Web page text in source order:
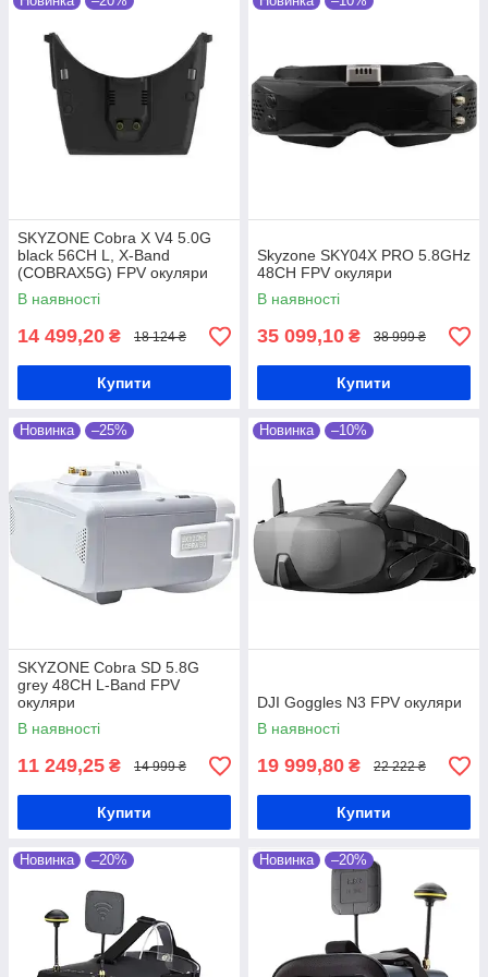
пристрою.
02
02
Високотехнологічні аксесуари
дозволяють отримувати більш точну і
чітку картину, що допомагає забезпечити
кращий контроль над дроном, особливо
в умовах високої швидкості або
важкодоступних місцевостях.
03
03
Відсутність відволікань
Окуляри FPV дозволяють зануритися у
досвід польоту, не відволікаючись на
зовнішні подразники. Вам не потрібно
0 4
0 4
Поглиблене навчання і
тренування
Прилади дозволяють операторам
поглибити свої навички, тренуючись в
різних умовах і обставинах. Вони можуть
використовуватися для тренування в
перегонах, виконання трюків.Створюють
захопливий досвід як для пілотів, так і
SKYZONE Cobra X V4 5.0G
black 56CH L, X-Band
(COBRAX5G) FPV окуляри
В наявності
14 499,20 ₴ 18 124 ₴
Купити
Skyzone SKY04X PRO 5.8GHz
48CH FPV окуляри
В наявності
35 099,10 ₴ 38 999 ₴
Купити
Новинка –25%
SKYZONE Cobra SD 5.8G
grey 48CH L-Band FPV
окуляри
В наявності
11 249,25 ₴ 14 999 ₴
Купити
Новинка –10%
DJI Goggles N3 FPV окуляри
В наявності
19 999,80 ₴ 22 222 ₴
Купити
Новинка –20% Новинка –20%